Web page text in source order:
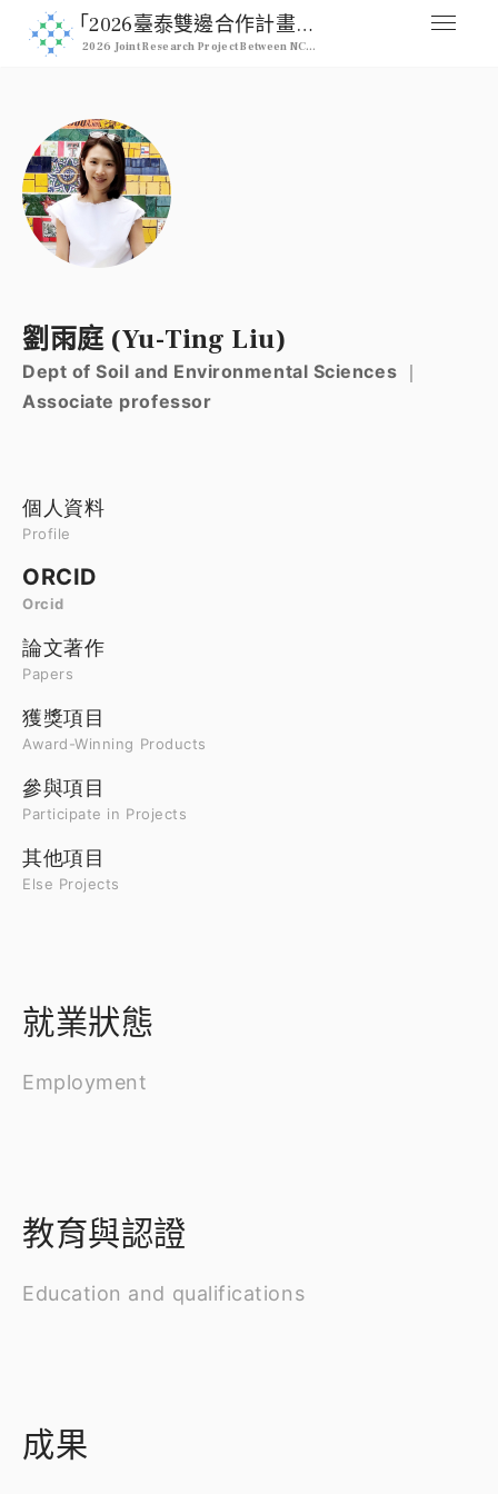
｢2026臺泰雙邊合作計畫｣ 2026 NCHU & Kasetsart Joint Pro
2026 Joint Research Project Between NCHU & Kasetsart University
人才列表
Professional
註冊
Signup
登入
Login
劉雨庭 (Yu-Ting Liu)
Dept of Soil and Environmental Sciences ｜
Associate professor
個人資料
Profile
ORCID
Orcid
論文著作
Papers
獲獎項目
Award-Winning Products
參與項目
Participate in Projects
其他項目
Else Projects
就業狀態
Employment
教育與認證
Education and qualifications
成果